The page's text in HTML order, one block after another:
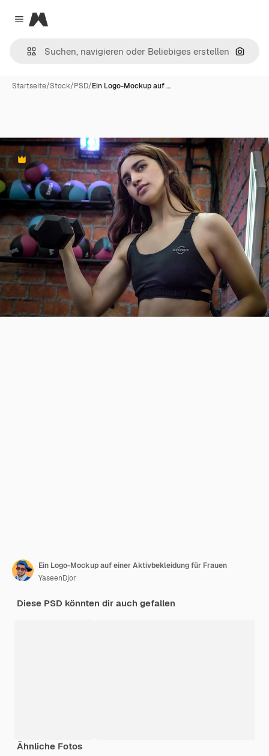
Close menu
Magnific
Nach
Startseite/Stock/PSD/Ein Logo-Mockup auf …
Premium
Ein Logo-Mockup auf einer Aktivbekleidung für Frauen
YaseenDjor
Diese PSD könnten dir auch gefallen
Ähnliche Fotos